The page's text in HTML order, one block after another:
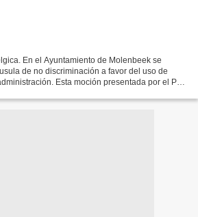
En el Ayuntamiento de Molenbeek se
de no discriminación a favor del uso de
Esta moción presentada por el PS-